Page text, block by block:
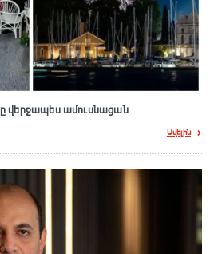
վերջապես ամուսնացան
Ավելին